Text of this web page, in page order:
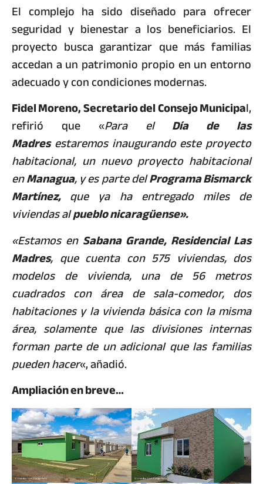
​El complejo ha sido diseñado para ofrecer
seguridad y bienestar a los beneficiarios. El
proyecto busca garantizar que más familias
accedan a un patrimonio propio en un entorno
adecuado y con condiciones modernas.
Fidel Moreno, Secretario del Consejo Municipal,
refirió que «Para el Día de las
Madresestaremos inaugurando este proyecto
habitacional, un nuevo proyecto habitacional
enManagua, y es parte delPrograma Bismarck
Martínez, que ya ha entregado miles de
viviendas alpueblo nicaragüense».
«Estamos en Sabana Grande, Residencial Las
Madres, que cuenta con 575 viviendas, dos
modelos de vivienda, una de 56 metros
cuadrados con área de sala-comedor, dos
habitaciones y la vivienda básica con la misma
área, solamente que las divisiones internas
forman parte de un adicional que las familias
pueden hacer«, añadió.
Ampliación en breve…